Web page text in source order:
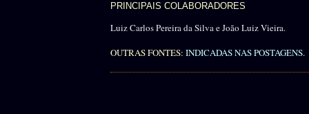
PRINCIPAIS COLABORADORES
Luiz Carlos Pereira da Silva e João Luiz Vieira.
OUTRAS FONTES: INDICADAS NAS POSTAGENS.